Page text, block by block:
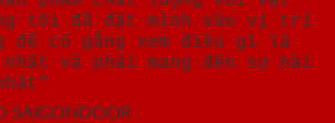
tôi đã đặt mình vào vị trí
để cố gắng xem điều gì là
và phải mang đến sự hài
SAIGONDOOR